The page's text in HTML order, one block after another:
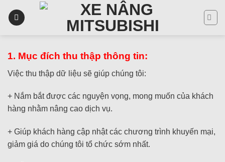
1. Mục đích thu thập thông tin:
Việc thu thập dữ liệu sẽ giúp chúng tôi:
+ Nắm bắt được các nguyện vọng, mong muốn của khách
hàng nhằm nâng cao dịch vụ.
+ Giúp khách hàng cập nhật các chương trình khuyến mại,
giảm giá do chúng tôi tổ chức sớm nhất.